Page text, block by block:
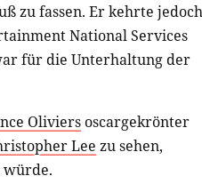
zu fassen. Er kehrte jedoch
National Services
für die Unterhaltung der
Oliviers oscargekrönter
Lee zu sehen,
würde.